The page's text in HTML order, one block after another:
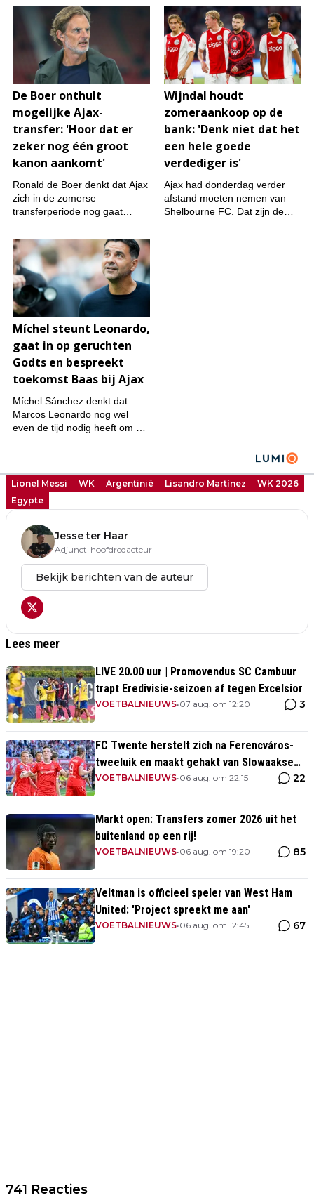
Lionel Messi WK Argentinië Lisandro Martínez
WK 2026
Egypte
Jesse ter Haar
Adjunct-hoofdredacteur
Bekijk berichten van de auteur
Lees meer
LIVE 20.00 uur | Promovendus SC Cambuur
trapt Eredivisie-seizoen af tegen Excelsior
VOETBALNIEUWS•07 aug. om 12:20 3
FC Twente herstelt zich na Ferencváros-
tweeluik en maakt gehakt van Slowaakse
opponent
VOETBALNIEUWS•06 aug. om 22:15 22
Markt open: Transfers zomer 2026 uit het
buitenland op een rij!
VOETBALNIEUWS•06 aug. om 19:20 85
Veltman is officieel speler van West Ham
United: 'Project spreekt me aan'
VOETBALNIEUWS•06 aug. om 12:45 67
741 Reacties